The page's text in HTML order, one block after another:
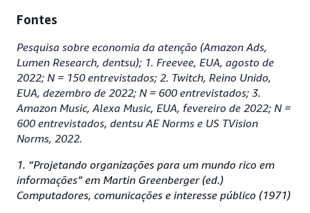
Fontes
Pesquisa sobre economia da atenção (Amazon Ads,
Lumen Research, dentsu); 1. Freevee, EUA, agosto de
2022; N = 150 entrevistados; 2. Twitch, Reino Unido,
EUA, dezembro de 2022; N = 600 entrevistados; 3.
Amazon Music, Alexa Music, EUA, fevereiro de 2022; N =
600 entrevistados, dentsu AE Norms e US TVision
Norms, 2022.
1. “Projetando organizações para um mundo rico em
informações” em Martin Greenberger (ed.)
Computadores, comunicações e interesse público (1971)